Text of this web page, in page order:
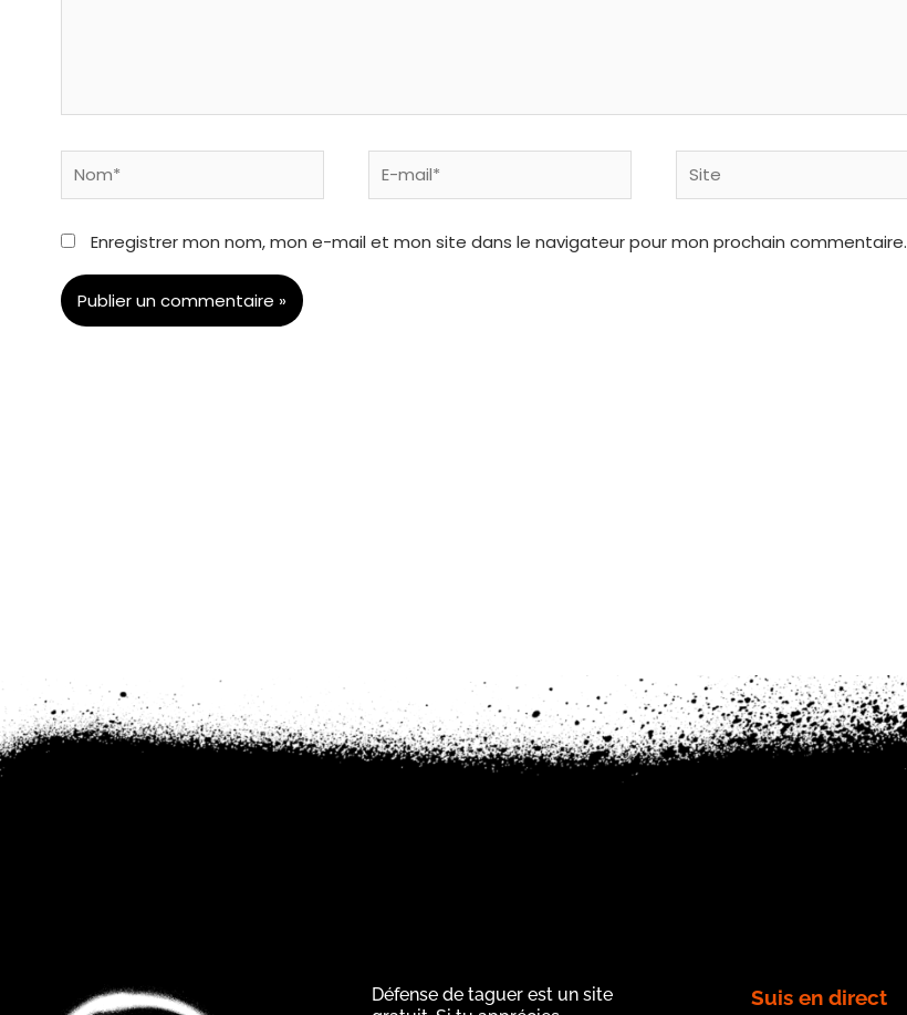
Nom*
E-
mail*
Site
Enregistrer mon nom, mon e-mail et mon site dans le navigateur pour mon prochain commentaire.
Défense de taguer est un site
Suis en direct